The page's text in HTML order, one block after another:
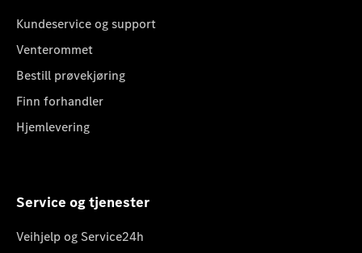
Kundeservice og support
Venterommet
Bestill prøvekjøring
Finn forhandler
Hjemlevering
Service og tjenester
Veihjelp og Service24h